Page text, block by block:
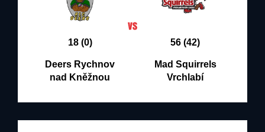
18 (0)
Deers Rychnov
nad Kněžnou
56 (42)
Mad Squirrels
Vrchlabí